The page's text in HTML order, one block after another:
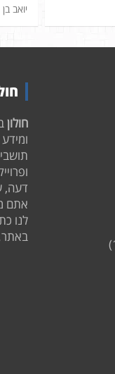
יואב
חולון
דעה,
אתם
לנו